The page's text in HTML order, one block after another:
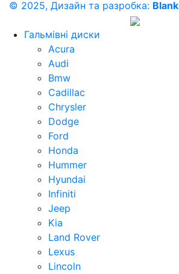
© 2025, Дизайн та разробка: Blank
Гальмівні диски
Acura
Audi
Bmw
Cadillac
Chrysler
Dodge
Ford
Honda
Hummer
Hyundai
Infiniti
Jeep
Kia
Land Rover
Lexus
Lincoln